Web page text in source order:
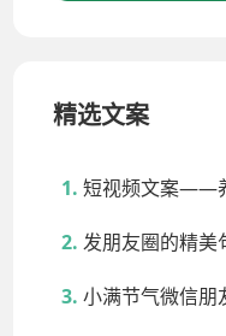
精选文案
短视频文案——
发朋友圈的精美
小满节气微信朋